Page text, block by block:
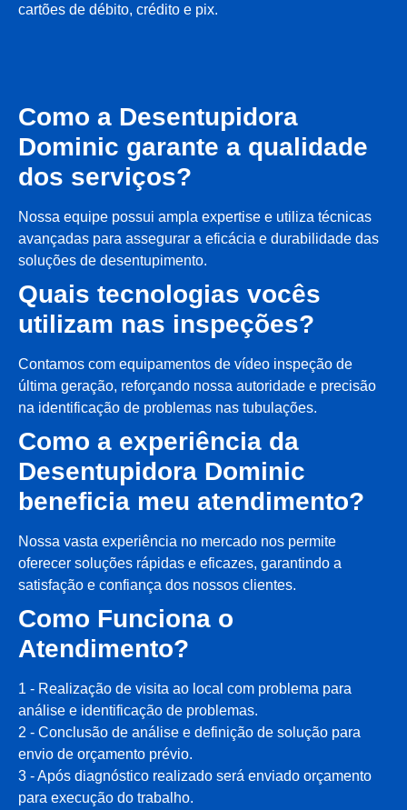
cartões de débito, crédito e pix.
Como a Desentupidora
Dominic garante a qualidade
dos serviços?
Nossa equipe possui ampla expertise e utiliza técnicas
avançadas para assegurar a eficácia e durabilidade das
soluções de desentupimento.
Quais tecnologias vocês
utilizam nas inspeções?
Contamos com equipamentos de vídeo inspeção de
última geração, reforçando nossa autoridade e precisão
na identificação de problemas nas tubulações.
Como a experiência da
Desentupidora Dominic
beneficia meu atendimento?
Nossa vasta experiência no mercado nos permite
oferecer soluções rápidas e eficazes, garantindo a
satisfação e confiança dos nossos clientes.
Como Funciona o
Atendimento?
1 - Realização de visita ao local com problema para
análise e identificação de problemas.
2 - Conclusão de análise e definição de solução para
envio de orçamento prévio.
3 - Após diagnóstico realizado será enviado orçamento
para execução do trabalho.